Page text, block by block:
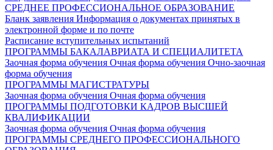
СРЕДНЕЕ ПРОФЕССИОНАЛЬНОЕ ОБРАЗОВАНИЕ
Бланк заявления Информация о документах принятых в
электронной форме и по почте
Расписание вступительных испытаний
ПРОГРАММЫ БАКАЛАВРИАТА И СПЕЦИАЛИТЕТА
Заочная форма обучения Очная форма обучения Очно-заочная
форма обучения
ПРОГРАММЫ МАГИСТРАТУРЫ
Заочная форма обучения Очная форма обучения
ПРОГРАММЫ ПОДГОТОВКИ КАДРОВ ВЫСШЕЙ
КВАЛИФИКАЦИИ
Заочная форма обучения Очная форма обучения
ПРОГРАММЫ СРЕДНЕГО ПРОФЕССИОНАЛЬНОГО